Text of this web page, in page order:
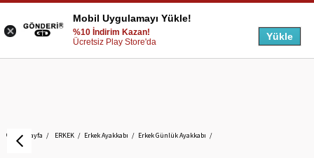
Anasayfa ERKEK Erkek Ayakkabı Erkek Günlük Ayakkabı
Mobil Uygulamayı Yükle!
%10 İndirim Kazan!
Ücretsiz Play Store'da
Yükle